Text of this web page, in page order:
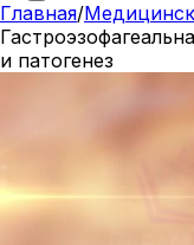
Главная/
и патогенез